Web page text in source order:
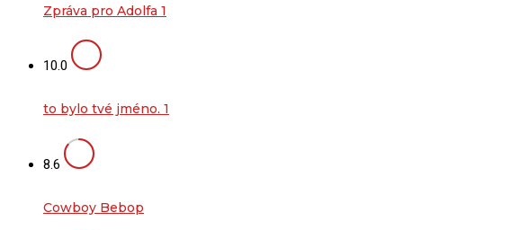
Zpráva pro Adolfa 1
10.0
to bylo tvé jméno. 1
8.6
Cowboy Bebop